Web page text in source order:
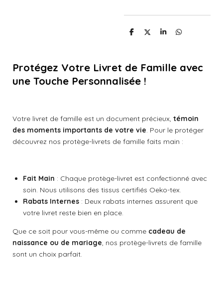
P
g
e
r
P
g
P
a
g
P
g
Protégez Votre Livret de Famille avec
une Touche Personnalisée !
Votre livret de famille est un document précieux, témoin
des moments importants de votre vie . Pour le protéger
découvrez nos protège-livrets de famille faits main :
Fait Main : Chaque protège-livret est confectionné avec
soin. Nous utilisons des tissus certifiés Oeko-tex.
Rabats Internes : Deux rabats internes assurent que
votre livret reste bien en place.
Que ce soit pour vous-même ou comme cadeau de
naissance ou de mariage , nos protège-livrets de famille
sont un choix parfait.